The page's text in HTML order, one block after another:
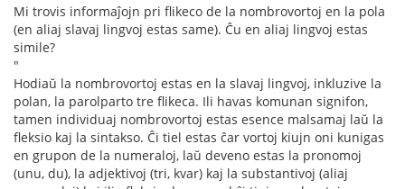
Mi trovis informaĵojn pri flikeco de la nombrovortoj en la pola
(en aliaj slavaj lingvoj estas same). Ĉu en aliaj lingvoj estas
simile?
"
Hodiaŭ la nombrovortoj estas en la slavaj lingvoj, inkluzive la
polan, la parolparto tre flikeca. Ili havas komunan signifon,
tamen individuaj nombrovortoj estas esence malsamaj laŭ la
fleksio kaj la sintakso. Ĉi tiel estas ĉar vortoj kiujn oni kunigas
en grupon de la numeraloj, laŭ deveno estas la pronomoj
(unu, du), la adjektivoj (tri, kvar) kaj la substantivoj (aliaj